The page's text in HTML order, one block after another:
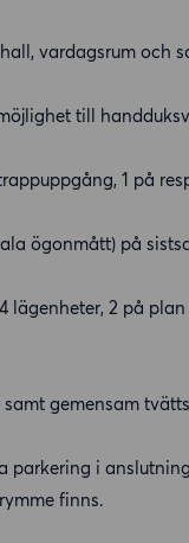
vardagsrum och
till
1 på
ögonmått) på
lägenheter, 2 på
gemensam
parkering i
finns.